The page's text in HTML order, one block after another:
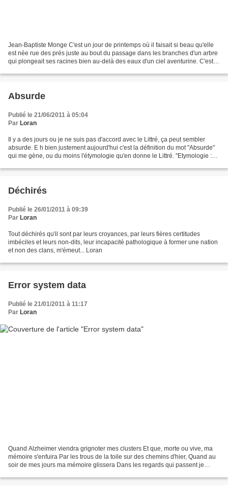
Jean-Baptiste Monge C'est un jour de printemps où il faisait si beau qu'elle
est née rue des prés juste au bout du passage dans les branches d'un arbre
qui plongeait ses racines bien au-delà des eaux d'un ciel aventurine. C'est
Absurde
Publié le 21/06/2011 à 05:04
Par Loran
Il y a des jours ou je ne suis pas d'accord avec le Littré, ça peut sembler
absurde. E h bien justement aujourd'hui c'est la définition du mot "Absurde"
qui me gène, ou du moins l'étymologie qu'en donne le Littré. "Etymologie :
Déchirés
Publié le 26/01/2011 à 09:39
Par Loran
Tout déchirés qu'il sont par leurs croyances, par leurs fières certitudes
imbéciles et leurs non-dits, leur incapacité pathologique à former une nation
et non des clans, m'émeut... Loran
Error system data
Publié le 21/01/2011 à 11:17
Par Loran
Quand Alzheimer viendra grignoter mes clusters Et que, morte ou vive, ma
mémoire s'enfuira Par les trous de la toile sur des chemins d'hier, Quand au
soir de mes jours ma mémoire glissera Dans les regards qui passent je